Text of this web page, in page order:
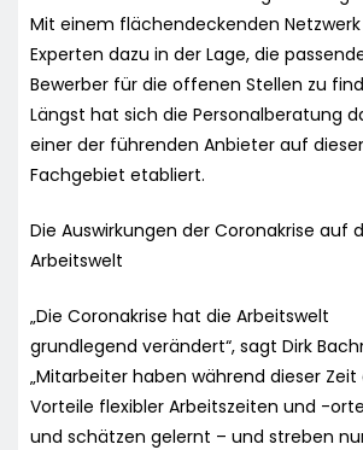
Mit einem flächendeckenden Netzwerk
Experten dazu in der Lage, die
Bewerber für die offenen Stellen zu
Längst hat sich die Personalberatung
einer der führenden Anbieter auf
Fachgebiet etabliert.
Die Auswirkungen der Coronakrise auf
Arbeitswelt
„Die Coronakrise hat die Arbeitswelt
grundlegend verändert“, sagt Dirk
„Mitarbeiter haben während dieser Zeit
Vorteile flexibler Arbeitszeiten und -
und schätzen gelernt – und streben